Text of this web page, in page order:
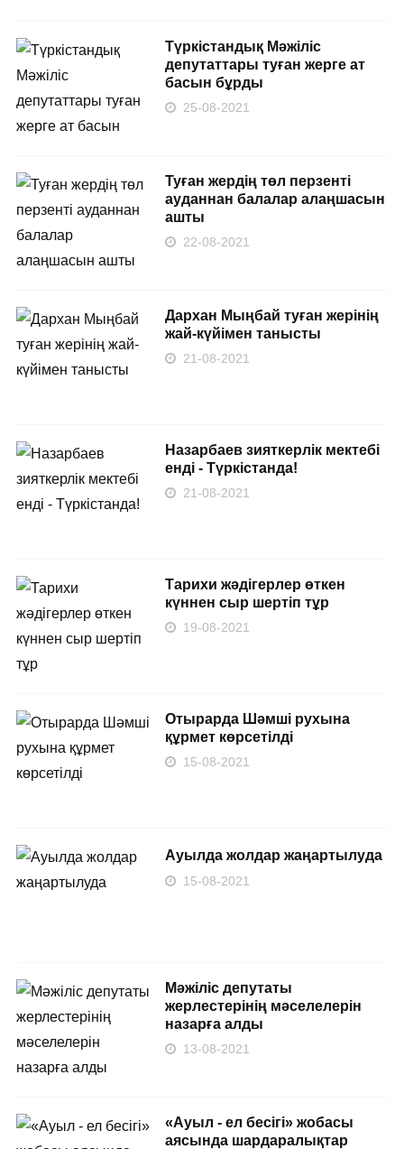
Түркістандық Мәжіліс
депутаттары туған жерге ат
басын бұрды
25-08-2021
Туған жердің төл перзенті
ауданнан балалар алаңшасын
ашты
22-08-2021
Дархан Мыңбай туған жерінің
жай-күйімен танысты
21-08-2021
Назарбаев зияткерлік мектебі
енді - Түркістанда!
21-08-2021
Тарихи жәдігерлер өткен
күннен сыр шертіп тұр
19-08-2021
Отырарда Шәмші рухына
құрмет көрсетілді
15-08-2021
Ауылда жолдар жаңартылуда
15-08-2021
Мәжіліс депутаты
жерлестерінің мәселелерін
назарға алды
13-08-2021
«Ауыл - ел бесігі» жобасы
аясында шардаралықтар